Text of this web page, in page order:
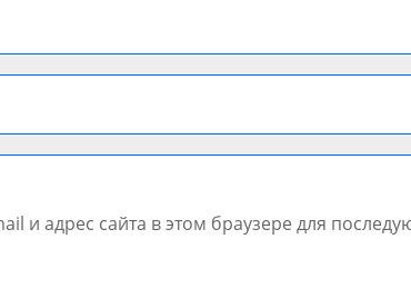
и адрес сайта в этом браузере для